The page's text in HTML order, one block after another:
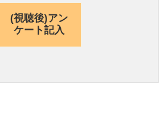
(視聴後)アン
ケート記入